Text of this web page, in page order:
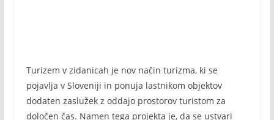
Turizem v zidanicah je nov način turizma, ki se
pojavlja v Sloveniji in ponuja lastnikom objektov
dodaten zaslužek z oddajo prostorov turistom za
določen čas. Namen tega projekta je, da se ustvari